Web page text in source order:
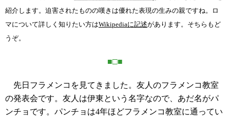
紹介します。迫害されたものの嘆きは優れた表現の生みの親ですね。ロ
マについて詳しく知りたい方はWikipediaに記述があります。そちらもど
うぞ。
■□■
先日フラメンコを見てきました。友人のフラメンコ教室
の発表会です。友人は伊東という名字なので、あだ名がパ
ンチョです。パンチョは4年ほどフラメンコ教室に通ってい